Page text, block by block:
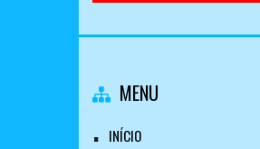
MENU
INÍCIO